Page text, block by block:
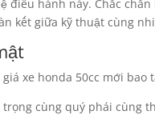
điều hành này. Chắc
kết giữa kỹ thuật cùng
xe honda 50cc mới
cùng quý phái